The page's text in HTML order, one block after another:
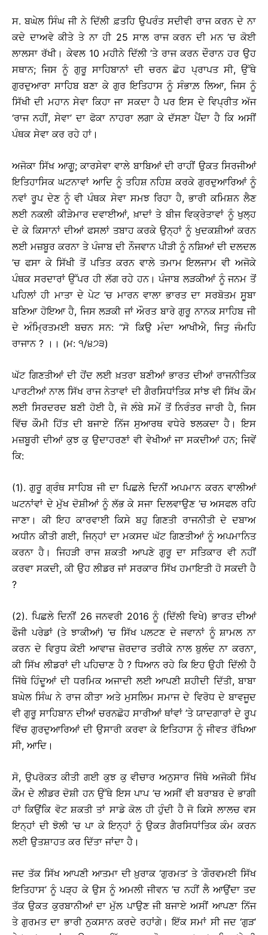
ਸ. ਬਘੇਲ ਸਿੰਘ ਜੀ ਨੇ ਦਿੱਲੀ ਫ਼ਤਹਿ ਉਪਰੰਤ ਸਦੀਵੀ ਰਾਜ ਕਰਨ ਦੇ ਨਾ
ਕਦੇ ਦਾਅਵੇ ਕੀਤੇ ਤੇ ਨਾ ਹੀ 25 ਸਾਲ ਰਾਜ ਕਰਨ ਦੀ ਮਨ ’ਚ ਕੋਈ
ਲਾਲਸਾ ਰੱਖੀ। ਕੇਵਲ 10 ਮਹੀਨੇ ਦਿੱਲੀ ’ਤੇ ਰਾਜ ਕਰਨ ਦੌਰਾਨ ਹਰ ਉਹ
ਸਥਾਨ; ਜਿਸ ਨੂੰ ਗੁਰੂ ਸਾਹਿਬਾਨਾਂ ਦੀ ਚਰਨ ਛੋਹ ਪ੍ਰਾਪਤ ਸੀ, ਉੱਥੇ
ਗੁਰਦੁਆਰਾ ਸਾਹਿਬ ਬਣਾ ਕੇ ਗੁਰ ਇਤਿਹਾਸ ਨੂੰ ਸੰਭਾਲ਼ ਲਿਆ, ਜਿਸ ਨੂੰ
ਸਿੱਖੀ ਦੀ ਮਹਾਨ ਸੇਵਾ ਕਿਹਾ ਜਾ ਸਕਦਾ ਹੈ ਪਰ ਇਸ ਦੇ ਵਿਪ੍ਰੀਤ ਅੱਜ
‘ਰਾਜ ਨਹੀਂ, ਸੇਵਾ’ ਦਾ ਫੋਕਾ ਨਾਹਰਾ ਲਗਾ ਕੇ ਦੱਸਣਾ ਪੈਂਦਾ ਹੈ ਕਿ ਅਸੀਂ
ਪੰਥਕ ਸੇਵਾ ਕਰ ਰਹੇ ਹਾਂ।
ਅਜੋਕਾ ਸਿੱਖ ਆਗੂ; ਕਾਰਸੇਵਾ ਵਾਲੇ ਬਾਬਿਆਂ ਦੀ ਰਾਹੀਂ ਉਕਤ ਸਿਰਜੀਆਂ
ਇਤਿਹਾਸਿਕ ਘਟਨਾਵਾਂ ਆਦਿ ਨੂੰ ਤਹਿਸ਼ ਨਹਿਸ਼ ਕਰਕੇ ਗੁਰਦੁਆਰਿਆਂ ਨੂੰ
ਨਵਾਂ ਰੂਪ ਦੇਣ ਨੂੰ ਵੀ ਪੰਥਕ ਸੇਵਾ ਸਮਝ ਰਿਹਾ ਹੈ, ਭਾਰੀ ਕਮਿਸ਼ਨ ਲੈਣ
ਲਈ ਨਕਲੀ ਕੀੜੇਮਾਰ ਦਵਾਈਆਂ, ਖ਼ਾਦਾਂ ਤੇ ਬੀਜ ਵਿਕ੍ਰੇਤਾਵਾਂ ਨੂੰ ਖੁਲ੍ਹ
ਦੇ ਕੇ ਕਿਸਾਨਾਂ ਦੀਆਂ ਫਸਲਾਂ ਤਬਾਹ ਕਰਕੇ ਉਨ੍ਹਾਂ ਨੂੰ ਖੁਦਕਸ਼ੀਆਂ ਕਰਨ
ਲਈ ਮਜ਼ਬੂਰ ਕਰਨਾ ਤੇ ਪੰਜਾਬ ਦੀ ਨੌਜਵਾਨ ਪੀੜੀ ਨੂੰ ਨਸ਼ਿਆਂ ਦੀ ਦਲਦਲ
’ਚ ਫਸਾ ਕੇ ਸਿੱਖੀ ਤੋਂ ਪਤਿਤ ਕਰਨ ਵਾਲੇ ਤਮਾਮ ਇਲਜਾਮ ਵੀ ਅਜੋਕੇ
ਪੰਥਕ ਸਰਦਾਰਾਂ ਉੱਪਰ ਹੀ ਲੱਗ ਰਹੇ ਹਨ। ਪੰਜਾਬ ਲੜਕੀਆਂ ਨੂੰ ਜਨਮ ਤੋਂ
ਪਹਿਲਾਂ ਹੀ ਮਾਤਾ ਦੇ ਪੇਟ ’ਚ ਮਾਰਨ ਵਾਲਾ ਭਾਰਤ ਦਾ ਸਰਬੋਤਮ ਸੂਬਾ
ਬਣਿਆ ਹੋਇਆ ਹੈ, ਜਿਸ ਲੜਕੀ ਜਾਂ ਔਰਤ ਬਾਰੇ ਗੁਰੂ ਨਾਨਕ ਸਾਹਿਬ ਜੀ
ਦੇ ਅੰਮ੍ਰਿਤਮਈ ਬਚਨ ਸਨ: ‘‘ਸੋ ਕਿਉ ਮੰਦਾ ਆਖੀਐ, ਜਿਤੁ ਜੰਮਹਿ
ਰਾਜਾਨ ? ।। (ਮ: ੧/੪੭੩)
ਘੱਟ ਗਿਣਤੀਆਂ ਦੀ ਹੋਂਦ ਲਈ ਖ਼ਤਰਾ ਬਣੀਆਂ ਭਾਰਤ ਦੀਆਂ ਰਾਜਨੀਤਿਕ
ਪਾਰਟੀਆਂ ਨਾਲ ਸਿੱਖ ਰਾਜ ਨੇਤਾਵਾਂ ਦੀ ਗੈਰਸਿਧਾਂਤਿਕ ਸਾਂਝ ਵੀ ਸਿੱਖ ਕੌਮ
ਲਈ ਸਿਰਦਰਦ ਬਣੀ ਹੋਈ ਹੈ, ਜੋ ਲੰਬੇ ਸਮੇਂ ਤੋਂ ਨਿਰੰਤਰ ਜਾਰੀ ਹੈ, ਜਿਸ
ਵਿੱਚ ਕੌਮੀ ਹਿੱਤ ਦੀ ਬਜਾਏ ਨਿੱਜ ਸੁਆਰਥ ਵਧੇਰੇ ਝਲਕਦਾ ਹੈ। ਇਸ
ਮਜ਼ਬੂਰੀ ਦੀਆਂ ਕੁਝ ਕੁ ਉਦਾਹਰਣਾਂ ਵੀ ਵੇਖੀਆਂ ਜਾ ਸਕਦੀਆਂ ਹਨ; ਜਿਵੇਂ
ਕਿ:
(1). ਗੁਰੂ ਗ੍ਰੰਥ ਸਾਹਿਬ ਜੀ ਦਾ ਪਿਛਲੇ ਦਿਨੀਂ ਅਪਮਾਨ ਕਰਨ ਵਾਲੀਆਂ
ਘਟਨਾਂਵਾਂ ਦੇ ਮੁੱਖ ਦੋਸ਼ੀਆਂ ਨੂੰ ਲੱਭ ਕੇ ਸਜਾ ਦਿਲਵਾਉਣ ’ਚ ਅਸਫਲ ਰਹਿ
ਜਾਣਾ। ਕੀ ਇਹ ਕਾਰਵਾਈ ਕਿਸੇ ਬਹੁ ਗਿਣਤੀ ਰਾਜਨੀਤੀ ਦੇ ਦਬਾਅ
ਅਧੀਨ ਕੀਤੀ ਗਈ, ਜਿਨ੍ਹਾਂ ਦਾ ਮਕਸਦ ਘੱਟ ਗਿਣਤੀਆਂ ਨੂੰ ਅਪਮਾਨਿਤ
ਕਰਨਾ ਹੈ। ਜਿਹੜੀ ਰਾਜ ਸ਼ਕਤੀ ਆਪਣੇ ਗੁਰੂ ਦਾ ਸਤਿਕਾਰ ਵੀ ਨਹੀਂ
ਕਰਵਾ ਸਕਦੀ, ਕੀ ਉਹ ਲੀਡਰ ਜਾਂ ਸਰਕਾਰ ਸਿੱਖ ਹਮਾਇਤੀ ਹੋ ਸਕਦੀ ਹੈ
?
(2). ਪਿਛਲੇ ਦਿਨੀਂ 26 ਜਨਵਰੀ 2016 ਨੂੰ (ਦਿੱਲੀ ਵਿਖੇ) ਭਾਰਤ ਦੀਆਂ
ਫੌਜੀ ਪਰੇਡਾਂ (ਤੇ ਝਾਕੀਆਂ) ’ਚ ਸਿੱਖ ਪਲਟਣ ਦੇ ਜਵਾਨਾਂ ਨੂੰ ਸ਼ਾਮਲ ਨਾ
ਕਰਨ ਦੇ ਵਿਰੁਧ ਕੋਈ ਆਵਾਜ਼ ਜ਼ੋਰਦਾਰ ਤਰੀਕੇ ਨਾਲ ਬੁਲੰਦ ਨਾ ਕਰਨਾ,
ਕੀ ਸਿੱਖ ਲੀਡਰਾਂ ਦੀ ਪਹਿਚਾਣ ਹੈ ? ਧਿਆਨ ਰਹੇ ਕਿ ਇਹ ਉਹੀ ਦਿੱਲੀ ਹੈ
ਜਿੱਥੇ ਹਿੰਦੂਆਂ ਦੀ ਧਰਮਿਕ ਅਜਾਦੀ ਲਈ ਆਪਣੀ ਸ਼ਹੀਦੀ ਦਿੱਤੀ, ਬਾਬਾ
ਬਘੇਲ ਸਿੰਘ ਨੇ ਰਾਜ ਕੀਤਾ ਅਤੇ ਮੁਸਲਿਮ ਸਮਾਜ ਦੇ ਵਿਰੋਧ ਦੇ ਬਾਵਜੂਦ
ਵੀ ਗੁਰੂ ਸਾਹਿਬਾਨ ਦੀਆਂ ਚਰਨਛੋਹ ਸਾਰੀਆਂ ਥਾਂਵਾਂ ’ਤੇ ਯਾਦਗਾਰਾਂ ਦੇ ਰੂਪ
ਵਿੱਚ ਗੁਰਦੁਆਰਿਆਂ ਦੀ ਉਸਾਰੀ ਕਰਵਾ ਕੇ ਇਤਿਹਾਸ ਨੂੰ ਜੀਵਤ ਰੱਖਿਆ
ਸੀ, ਆਦਿ।
ਸੋ, ਉਪਰੋਕਤ ਕੀਤੀ ਗਈ ਕੁਝ ਕੁ ਵੀਚਾਰ ਅਨੁਸਾਰ ਜਿੱਥੇ ਅਜੋਕੀ ਸਿੱਖ
ਕੌਮ ਦੇ ਲੀਡਰ ਦੋਸ਼ੀ ਹਨ ਉੱਥੇ ਇਸ ਪਾਪ ’ਚ ਅਸੀਂ ਵੀ ਬਰਾਬਰ ਦੇ ਭਾਗੀ
ਹਾਂ ਕਿਉਂਕਿ ਵੋਟ ਸ਼ਕਤੀ ਤਾਂ ਸਾਡੇ ਕੋਲ ਹੀ ਹੁੰਦੀ ਹੈ ਜੋ ਕਿਸੇ ਲਾਲਚ ਵਸ
ਇਨ੍ਹਾਂ ਦੀ ਝੋਲੀ ’ਚ ਪਾ ਕੇ ਇਨ੍ਹਾਂ ਨੂੰ ਉਕਤ ਗੈਰਸਿਧਾਂਤਿਕ ਕੰਮ ਕਰਨ
ਲਈ ਉਤਸ਼ਾਹਤ ਕਰ ਦਿੱਤਾ ਜਾਂਦਾ ਹੈ।
ਜਦ ਤੱਕ ਸਿੱਖ ਆਪਣੀ ਆਤਮਾ ਦੀ ਖ਼ੁਰਾਕ ‘ਗੁਰਮਤ’ ਤੇ ‘ਗੌਰਵਮਈ ਸਿੱਖ
ਇਤਿਹਾਸ’ ਨੂੰ ਪੜ੍ਹ ਕੇ ਉਸ ਨੂੰ ਅਮਲੀ ਜੀਵਨ ’ਚ ਨਹੀਂ ਲੈ ਆਉਂਦਾ ਤਦ
ਤੱਕ ਉਕਤ ਕੁਰਬਾਨੀਆਂ ਦਾ ਮੁੱਲ ਪਾਉਣ ਜੀ ਬਜਾਏ ਅਸੀਂ ਆਪਣਾ ਨਿੱਜ
ਤੇ ਗੁਰਮਤ ਦਾ ਭਾਰੀ ਨੁਕਸਾਨ ਕਰਦੇ ਰਹਾਂਗੇ। ਇੱਕ ਸਮਾਂ ਸੀ ਜਦ ‘ਗੁੜ’